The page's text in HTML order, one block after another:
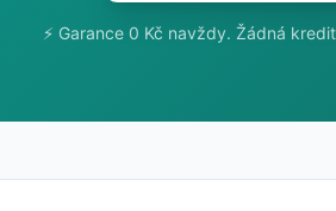
⚡ Garance 0 Kč navždy. Žádná